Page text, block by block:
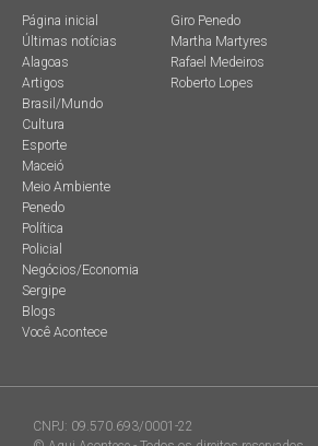
Página inicial
Últimas notícias
Alagoas
Artigos
Brasil/Mundo
Cultura
Esporte
Maceió
Meio Ambiente
Penedo
Política
Policial
Negócios/Economia
Sergipe
Blogs
Você Acontece
Giro Penedo
Martha Martyres
Rafael Medeiros
Roberto Lopes
CNPJ: 09.570.693/0001-22